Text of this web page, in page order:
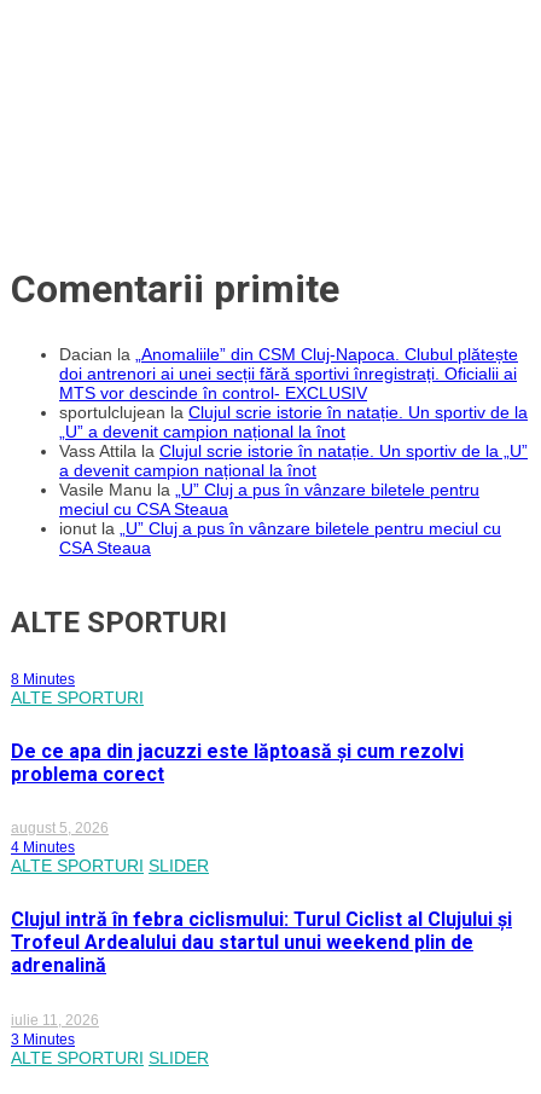
Comentarii primite
Dacian la
„Anomaliile” din CSM Cluj-Napoca. Clubul plătește
doi antrenori ai unei secții fără sportivi înregistrați. Oficialii ai
MTS vor descinde în control- EXCLUSIV
sportulclujean la Clujul scrie istorie în natație. Un sportiv de la
„U” a devenit campion național la înot
Vass Attila la Clujul scrie istorie în natație. Un sportiv de la „U”
a devenit campion național la înot
Vasile Manu la
„U” Cluj a pus în vânzare biletele pentru
meciul cu CSA Steaua
ionut la
„U” Cluj a pus în vânzare biletele pentru meciul cu
CSA Steaua
ALTE SPORTURI
8 Minutes
ALTE SPORTURI
De ce apa din jacuzzi este lăptoasă și cum rezolvi
problema corect
august 5, 2026
4 Minutes
ALTE SPORTURI SLIDER
Clujul intră în febra ciclismului: Turul Ciclist al Clujului și
Trofeul Ardealului dau startul unui weekend plin de
adrenalină
iulie 11, 2026
3 Minutes
ALTE SPORTURI SLIDER